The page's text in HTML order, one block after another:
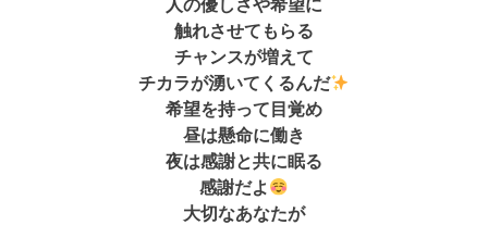
人の優しさや希望に
触れさせてもらる
チャンスが増えて
チカラが湧いてくるんだ
希望を持って目覚め
昼は懸命に働き
夜は感謝と共に眠る
感謝だよ
大切なあなたが